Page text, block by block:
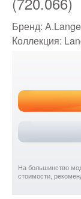
Бренд:
Коллекция:
На большинство
стоимости,